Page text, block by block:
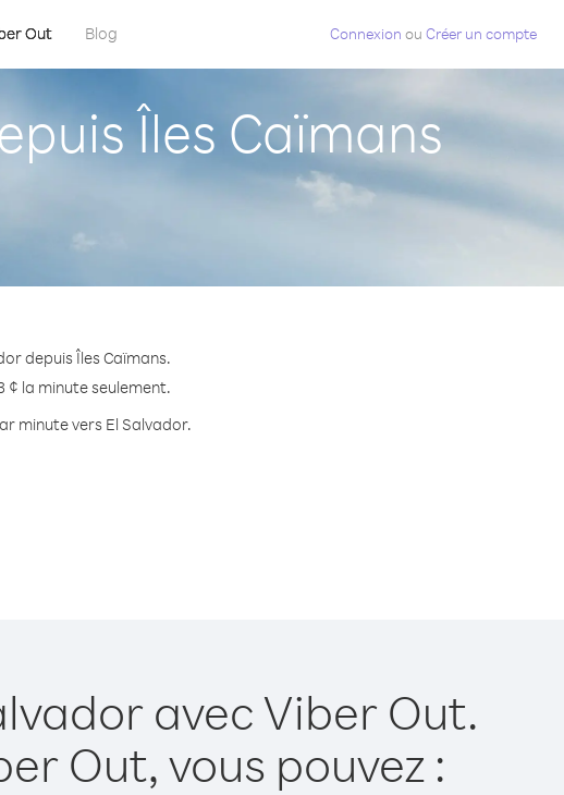
Out Blog Connexion ou Créer un compte
Îles Caïmans
depuis Îles Caïmans.
¢ la minute seulement.
minute vers El Salvador.
avec Viber Out.
Out, vous pouvez :